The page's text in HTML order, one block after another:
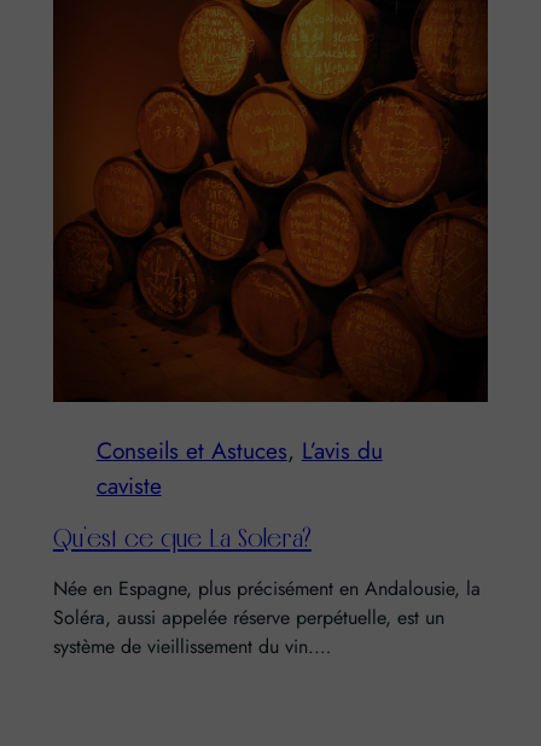
Conseils et Astuces, L’avis du
caviste
Qu’est ce que La Solera?
Née en Espagne, plus précisément en Andalousie, la
Soléra, aussi appelée réserve perpétuelle, est un
système de vieillissement du vin.…